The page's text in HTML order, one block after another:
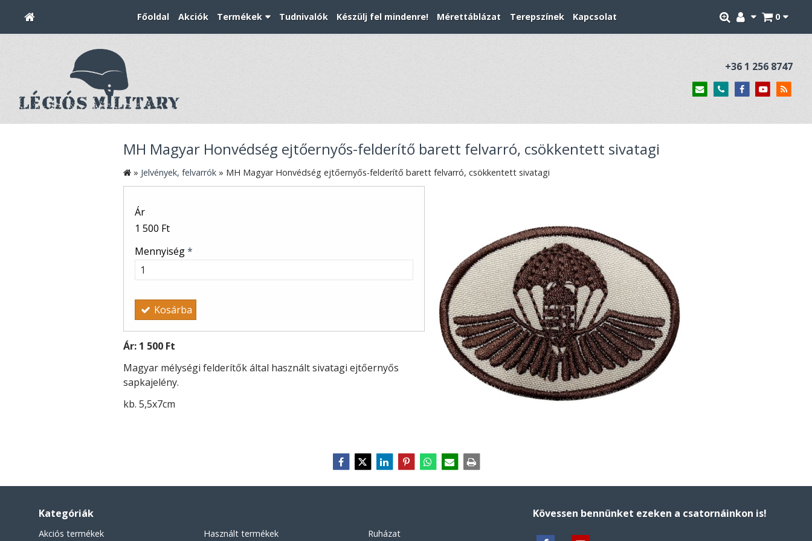
0
Főoldal Akciók Termékek Tudnivalók Készülj fel mindenre! Mérettáblázat Terepszínek Kapcsolat
+36 1 256 8747
MH Magyar Honvédség ejtőernyős-felderítő barett felvarró, csökkentett sivatagi
» Jelvények, felvarrók » MH Magyar Honvédség ejtőernyős-felderítő barett felvarró, csökkentett sivatagi
Ár
1 500 Ft
Mennyiség*
Kosárba
Ár: 1 500 Ft
Magyar mélységi felderítők által használt sivatagi ejtőernyős
sapkajelény.
kb. 5,5x7cm
Kategóriák
Akciós termékek
Használt termékek
Ruházat
Kövessen bennünket ezeken a csatornáinkon is!